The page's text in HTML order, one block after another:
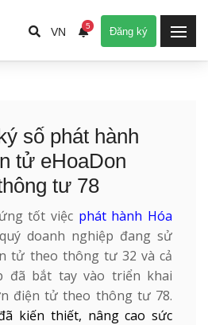
VN 5 Đăng ký
số phát hành
tử eHoaDon
tư 78
tốt việc phát hành Hóa
doanh nghiệp đang sử
tử theo thông tư 32 và cả
đã bắt tay vào triển khai
điện tử theo thông tư 78.
kiến thiết, nâng cao sức